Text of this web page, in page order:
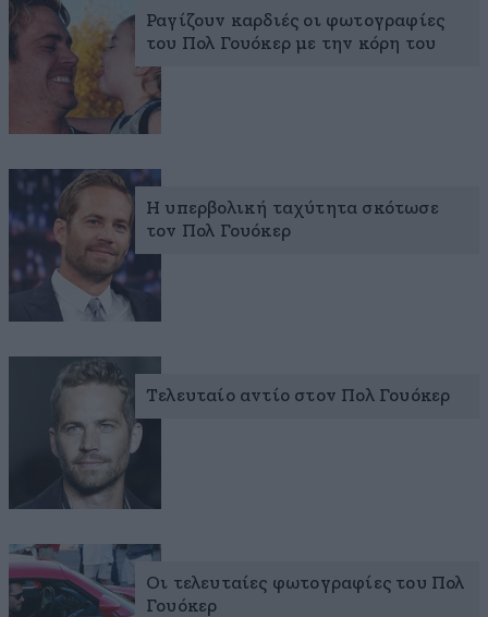
Ραγίζουν καρδιές οι φωτογραφίες
του Πολ Γουόκερ με την κόρη του
Η υπερβολική ταχύτητα σκότωσε
τον Πολ Γουόκερ
Τελευταίο αντίο στον Πολ Γουόκερ
Οι τελευταίες φωτογραφίες του Πολ
Γουόκερ